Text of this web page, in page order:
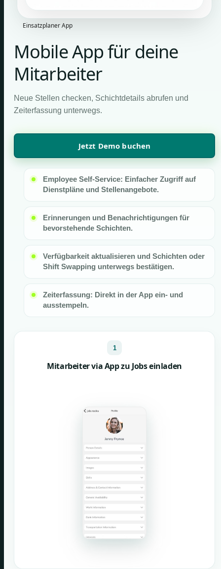
Einsatzplaner App
Mobile App für deine
Mitarbeiter
Neue Stellen checken, Schichtdetails abrufen und
Zeiterfassung unterwegs.
Jetzt Demo buchen
Employee Self-Service: Einfacher Zugriff auf
Dienstpläne und Stellenangebote.
Erinnerungen und Benachrichtigungen für
bevorstehende Schichten.
Verfügbarkeit aktualisieren und Schichten oder
Shift Swapping unterwegs bestätigen.
Zeiterfassung: Direkt in der App ein- und
ausstempeln.
1
Mitarbeiter via App zu Jobs einladen